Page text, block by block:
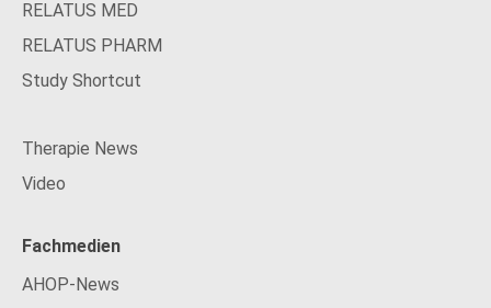
RELATUS MED
RELATUS PHARM
Study Shortcut
Therapie News
Video
Fachmedien
AHOP-News